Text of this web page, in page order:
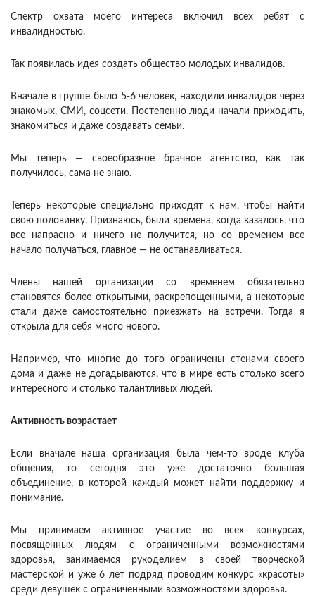
Спектр охвата моего интереса включил всех ребят с
инвалидностью.
Так появилась идея создать общество молодых инвалидов.
Вначале в группе было 5-6 человек, находили инвалидов через
знакомых, СМИ, соцсети. Постепенно люди начали приходить,
знакомиться и даже создавать семьи.
Мы теперь — своеобразное брачное агентство, как так
получилось, сама не знаю.
Теперь некоторые специально приходят к нам, чтобы найти
свою половинку. Признаюсь, были времена, когда казалось, что
все напрасно и ничего не получится, но со временем все
начало получаться, главное — не останавливаться.
Члены нашей организации со временем обязательно
становятся более открытыми, раскрепощенными, а некоторые
стали даже самостоятельно приезжать на встречи. Тогда я
открыла для себя много нового.
Например, что многие до того ограничены стенами своего
дома и даже не догадываются, что в мире есть столько всего
интересного и столько талантливых людей.
Активность возрастает
Если вначале наша организация была чем-то вроде клуба
общения, то сегодня это уже достаточно большая
объединение, в которой каждый может найти поддержку и
понимание.
Мы принимаем активное участие во всех конкурсах,
посвященных людям с ограниченными возможностями
здоровья, занимаемся рукоделием в своей творческой
мастерской и уже 6 лет подряд проводим конкурс «красоты»
среди девушек с ограниченными возможностями здоровья.